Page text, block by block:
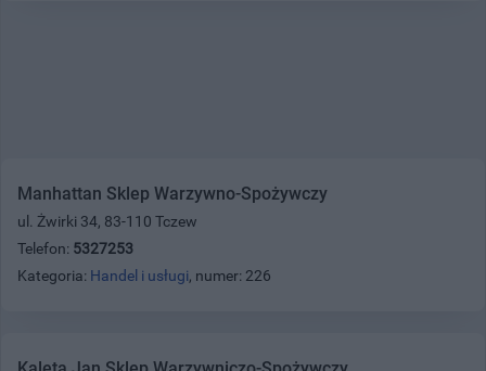
Manhattan Sklep Warzywno-Spożywczy
ul. Żwirki 34, 83-110 Tczew
Telefon: 5327253
Kategoria: Handel i usługi, numer: 226